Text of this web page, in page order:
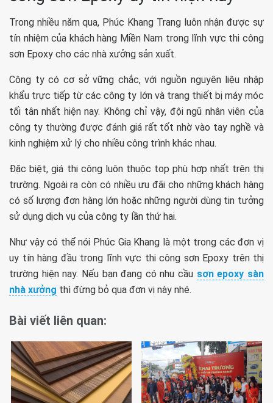
Trong nhiều năm qua, Phúc Khang Trang luôn nhận được sự
tín nhiệm của khách hàng Miền Nam trong lĩnh vực thi công
sơn Epoxy cho các nhà xưởng sản xuất.
Công ty có cơ sở vững chắc, với nguồn nguyên liệu nhập
khẩu trực tiếp từ các công ty lớn và trang thiết bị máy móc
tối tân nhất hiện nay. Không chỉ vậy, đội ngũ nhân viên của
công ty thường được đánh giá rất tốt nhờ vào tay nghề và
kinh nghiệm xử lý cho nhiều công trình khác nhau.
Đặc biệt, giá thi công luôn thuộc top phù hợp nhất trên thị
trường. Ngoài ra còn có nhiều ưu đãi cho những khách hàng
có số lượng đơn hàng lớn hoặc những người dùng tin tưởng
sử dụng dịch vụ của công ty lần thứ hai.
Như vậy có thể nói Phúc Gia Khang là một trong các đơn vị
uy tín hàng đầu trong lĩnh vực thi công sơn Epoxy trên thị
trường hiện nay. Nếu bạn đang có nhu cầu sơn epoxy sàn
nhà xưởng thì đừng bỏ qua đơn vị này nhé.
Bài viết liên quan: